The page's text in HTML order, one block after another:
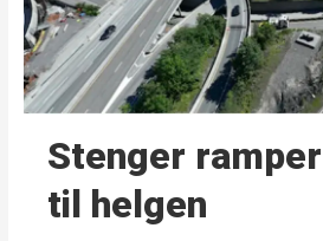
Stenger
til helgen